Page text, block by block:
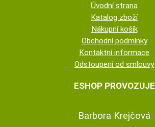
Úvodní strana
Katalog zboží
Nákupní košík
Obchodní podmínky
Kontaktní informace
Odstoupení od smlouvy
ESHOP PROVOZUJE
Barbora Krejčová